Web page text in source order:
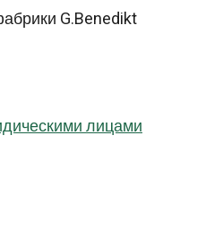
G.Benedikt
лицами